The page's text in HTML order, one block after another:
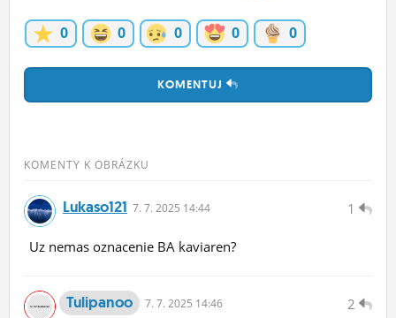
0 0 0 0 0
KOMENTUJ
KOMENTY K OBRÁZKU
1
Lukaso121 7. 7. 2025 14:44
Uz nemas oznacenie BA kaviaren?
2
Tulipanoo 7. 7. 2025 14:46